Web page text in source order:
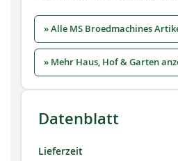
» Alle MS Broedmachines
» Mehr Haus, Hof & Garten
Datenblatt
Lieferzeit